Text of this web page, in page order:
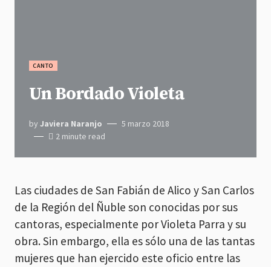
CANTO
Un Bordado Violeta
by Javiera Naranjo
5 marzo 2018
2 minute read
Las ciudades de San Fabián de Alico y San Carlos
de la Región del Ñuble son conocidas por sus
cantoras, especialmente por Violeta Parra y su
obra. Sin embargo, ella es sólo una de las tantas
mujeres que han ejercido este oficio entre las